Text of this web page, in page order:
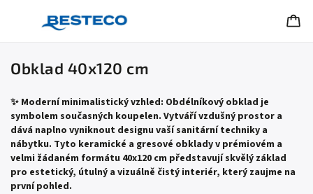
Obklad 40x120 cm
✨ Moderní minimalistický vzhled: Obdélníkový obklad je
symbolem současných koupelen. Vytváří vzdušný prostor a
dává naplno vyniknout designu vaší sanitární techniky a
nábytku. Tyto keramické a gresové obklady v prémiovém a
velmi žádaném formátu 40x120 cm představují skvělý základ
pro estetický, útulný a vizuálně čistý interiér, který zaujme na
první pohled.